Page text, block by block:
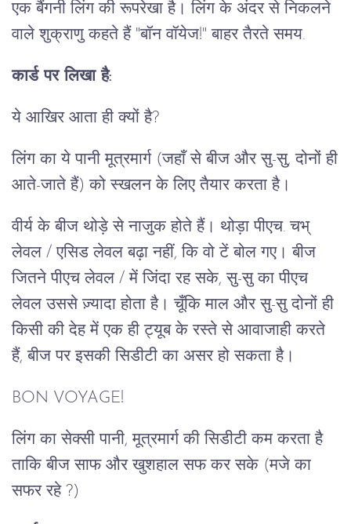
एक बैंगनी लिंग की रूपरेखा है। लिंग के अंदर से निकलने
वाले शुक्राणु कहते हैं "बॉन वॉयेज!" बाहर तैरते समय.
कार्ड पर लिखा है:
ये आखिर आता ही क्यों है?
लिंग का ये पानी मूत्रमार्ग (जहाँ से बीज और सु-सु, दोनों ही
आते-जाते हैं) को स्खलन के लिए तैयार करता है।
वीर्य के बीज थोड़े से नाजुक होते हैं। थोड़ा पीएच. चभ्
लेवल / एसिड लेवल बढ़ा नहीं, कि वो टें बोल गए। बीज
जितने पीएच लेवल / में जिंदा रह सके, सु-सु का पीएच
लेवल उससे ज़्यादा होता है। चूँकि माल और सु-सु दोनों ही
किसी की देह में एक ही ट्यूब के रस्ते से आवाजाही करते
हैं, बीज पर इसकी सिडीटी का असर हो सकता है।
BON VOYAGE!
लिंग का सेक्सी पानी, मूत्रमार्ग की सिडीटी कम करता है
ताकि बीज साफ और खुशहाल सफ कर सके (मजे का
सफर रहे ?)